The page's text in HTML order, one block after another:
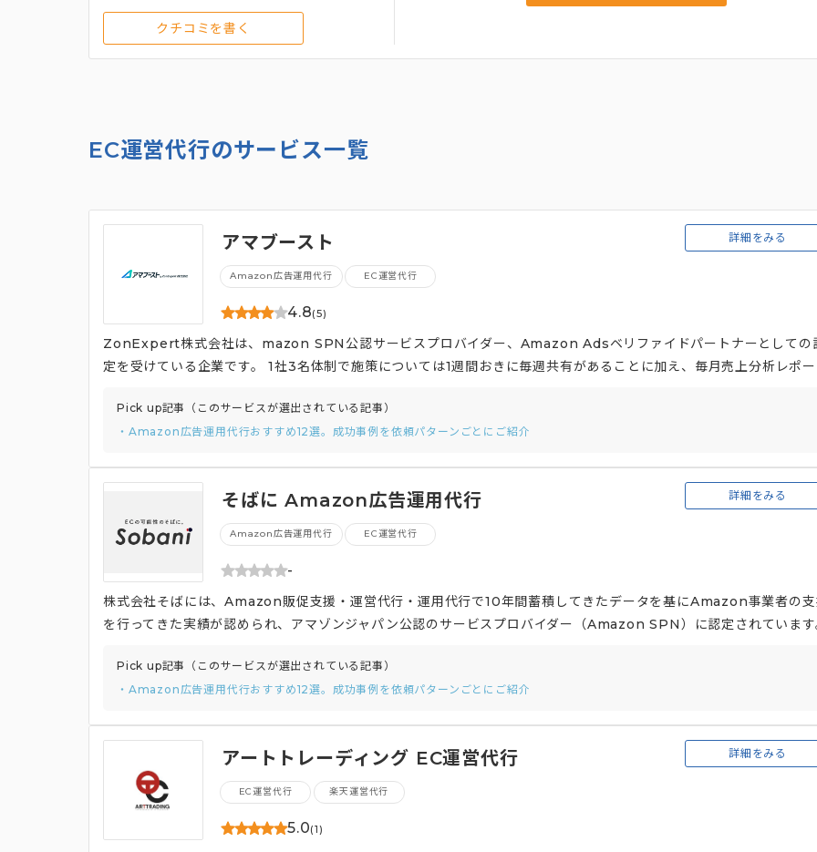
クチコミを書く
EC運営代行のサービス一覧
アマブースト
Amazon広告運用代行 EC運営代行
4.8(5)
詳細をみる
ZonExpert株式会社は、mazon SPN公認サービスプロバイダー、Amazon Adsベリファイドパートナーとしての
定を受けている企業です。 1社3名体制で施策については1週間おきに毎週共有があることに加え、毎月売上分析レポー
Amazonで『売れる画像』を研究し尽くしたプロのカメラマン、デザイナーを社内で抱え、ノウハウをもとに高品質な
画像を提供します。
Pick up記事（このサービスが選出されている記事）
・Amazon広告運用代行おすすめ12選。成功事例を依頼パターンごとにご紹介
そばに Amazon広告運用代行
Amazon広告運用代行 EC運営代行
-
詳細をみる
株式会社そばには、Amazon販促支援・運営代行・運用代行で10年間蓄積してきたデータを基にAmazon事業者の支
を行ってきた実績が認められ、アマゾンジャパン公認のサービスプロバイダー（Amazon SPN）に認定されています
ール運用なども行ってくれるためノウハウが必要な業務も全て依頼することができます。 元・現役AmazonセラーやE
C事業者を経験しているコンサルタントが多数在籍しており、経験者だからこそわかるリアルと泥臭い戦略や戦術を基
Pick up記事（このサービスが選出されている記事）
・Amazon広告運用代行おすすめ12選。成功事例を依頼パターンごとにご紹介
アートトレーディング EC運営代行
EC運営代行 楽天運営代行
5.0(1)
詳細をみる